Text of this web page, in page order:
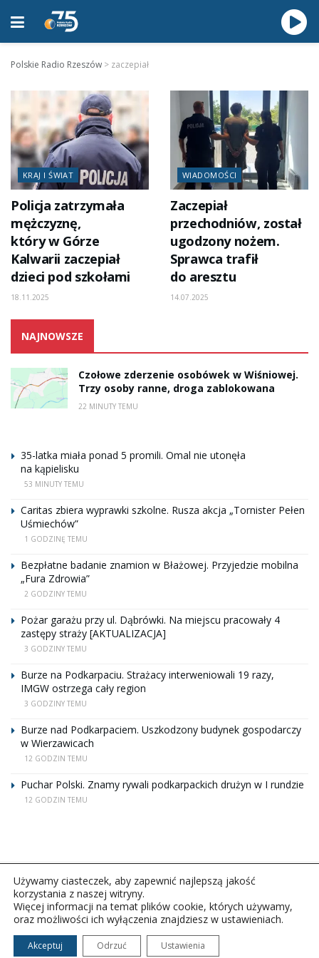
Polskie Radio Rzeszów > zaczepiał
KRAJ I ŚWIAT
Policja zatrzymała
mężczyznę,
który w Górze
Kalwarii zaczepiał
dzieci pod szkołami
18.11.2025
WIADOMOŚCI
Zaczepiał
przechodniów, został
ugodzony nożem.
Sprawca trafił
do aresztu
14.07.2025
NAJNOWSZE
Czołowe zderzenie osobówek w Wiśniowej.
Trzy osoby ranne, droga zablokowana
22 MINUTY TEMU
35-latka miała ponad 5 promili. Omal nie utonęła
na kąpielisku
53 MINUTY TEMU
Caritas zbiera wyprawki szkolne. Rusza akcja „Tornister Pełen
Uśmiechów”
1 GODZINĘ TEMU
Bezpłatne badanie znamion w Błażowej. Przyjedzie mobilna
„Fura Zdrowia”
2 GODZINY TEMU
Pożar garażu przy ul. Dąbrówki. Na miejscu pracowały 4
zastępy straży [AKTUALIZACJA]
3 GODZINY TEMU
Burze na Podkarpaciu. Strażacy interweniowali 19 razy,
IMGW ostrzega cały region
3 GODZINY TEMU
Burze nad Podkarpaciem. Uszkodzony budynek gospodarczy
w Wierzawicach
12 GODZIN TEMU
Puchar Polski. Znamy rywali podkarpackich drużyn w I rundzie
12 GODZIN TEMU
Copyright © 2026Polskie Radio Rzeszów S.A. w likwidacj.
Wszelkie prawa zastrzeżone.
Używamy ciasteczek, aby zapewnić najlepszą jakość
korzystania z naszej witryny.
Więcej informacji na temat plików cookie, których używamy,
oraz możliwości ich wyłączenia znajdziesz w ustawieniach.
Akceptuj Odrzuć Ustawienia